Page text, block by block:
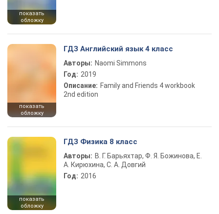
показать
обложку
показать
обложку
ГДЗ Английский язык 4 класс
Авторы: Naomi Simmons
Год: 2019
Описание: Family and Friends 4 workbook
2nd edition
показать
обложку
ГДЗ Физика 8 класс
Авторы: В. Г. Барьяхтар, Ф. Я. Божинова, Е.
А. Кирюхина, С. А. Довгий
Год: 2016